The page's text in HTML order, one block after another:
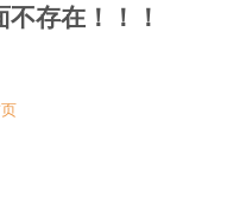
存在！！！